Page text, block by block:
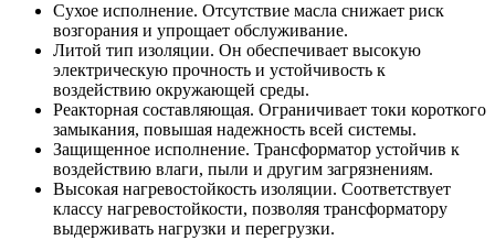
Сухое исполнение. Отсутствие масла снижает риск
возгорания и упрощает обслуживание.
Литой тип изоляции. Он обеспечивает высокую
электрическую прочность и устойчивость к
воздействию окружающей среды.
Реакторная составляющая. Ограничивает токи короткого
замыкания, повышая надежность всей системы.
Защищенное исполнение. Трансформатор устойчив к
воздействию влаги, пыли и другим загрязнениям.
Высокая нагревостойкость изоляции. Соответствует
классу нагревостойкости, позволяя трансформатору
выдерживать нагрузки и перегрузки.